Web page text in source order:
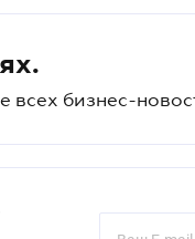
всех бизнес-